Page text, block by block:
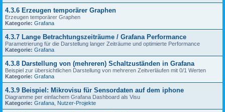
4.3.6 Erzeugen temporärer Graphen
Erzeugen temporärer Graphen
Kategorie: Grafana
4.3.7 Lange Betrachtungszeiträume / Grafana Performance
Parametrierung für die Darstellung langer Zeiträume und optimierte Performance
Kategorie: Grafana
4.3.8 Darstellung von (mehreren) Schaltzuständen in Grafana
Beispiel zur übersichtlichen Darstellung von mehreren Zeitverläufen mit 0/1 Werten
Kategorie: Grafana
4.3.9 Beispiel: Mikrovisu für Sensordaten auf dem iphone
Diagramme per einfachem Grafana Dashboard als Visu
Kategorie: Grafana Nutzer-Projekte